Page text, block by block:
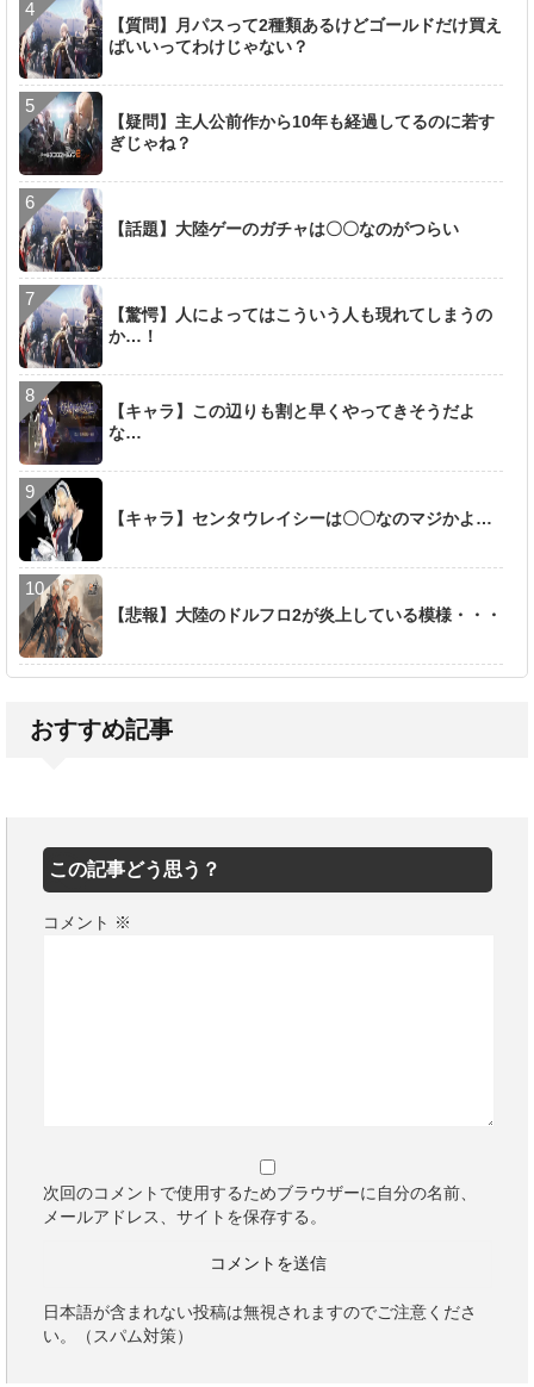
【質問】月パスって2種類あるけどゴールドだけ買え
ばいいってわけじゃない？
【疑問】主人公前作から10年も経過してるのに若す
ぎじゃね？
【話題】大陸ゲーのガチャは〇〇なのがつらい
【驚愕】人によってはこういう人も現れてしまうの
か…！
【キャラ】この辺りも割と早くやってきそうだよ
な…
【キャラ】センタウレイシーは〇〇なのマジかよ…
【悲報】大陸のドルフロ2が炎上している模様・・・
おすすめ記事
この記事どう思う？
コメント ※
次回のコメントで使用するためブラウザーに自分の名前、
メールアドレス、サイトを保存する。
日本語が含まれない投稿は無視されますのでご注意くださ
い。（スパム対策）